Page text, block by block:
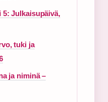
5: Julkaisupäivä,
tuki ja
ja niminä –